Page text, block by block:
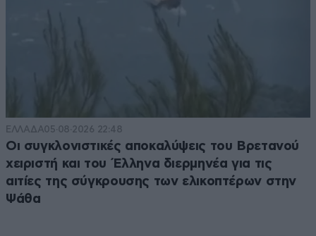
ΕΛΛΑΔΑ05·08·2026 22:48
Οι συγκλονιστικές αποκαλύψεις του Βρετανού
χειριστή και του Έλληνα διερμηνέα για τις
αιτίες της σύγκρουσης των ελικοπτέρων στην
Ψάθα